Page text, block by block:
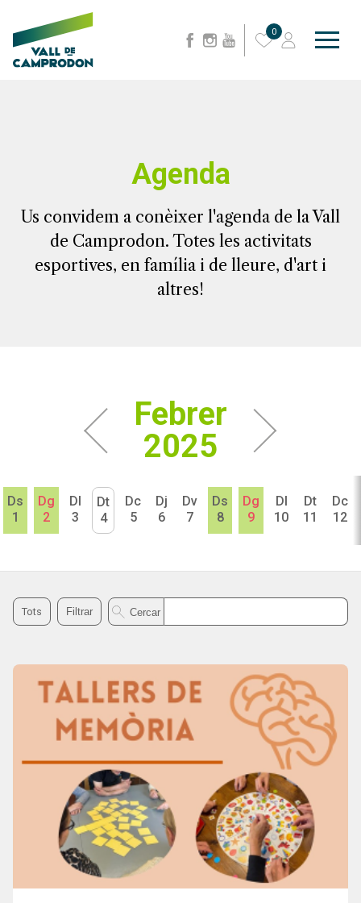
0
Agenda
Us convidem a conèixer l'agenda de la Vall
de Camprodon. Totes les activitats
esportives, en família i de lleure, d'art i
altres!
Febrer
2025
Ds
1
Dg
2
Dl
3
Dt
4
Dc
5
Dj
6
Dv
7
Ds
8
Dg
9
Dl
10
Dt
11
Dc
12
Tots Filtrar Cercar